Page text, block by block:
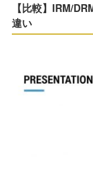
【比較】IRM/
違い